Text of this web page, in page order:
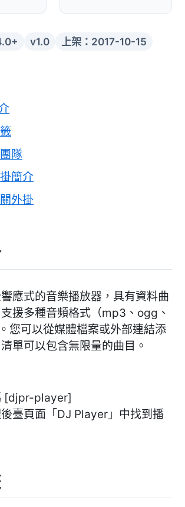
v1.0 上架：2017-10-15
隊
簡介
外掛
應式的音樂播放器，具有資料曲
援多種音頻格式（mp3、ogg、
您可以從媒體檔案或外部連結添
單可以包含無限量的曲目。
[djpr-player]
臺頁面「DJ Player」中找到播